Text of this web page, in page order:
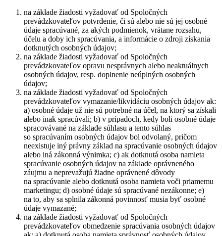
na základe žiadosti vyžadovať od Spoločných
prevádzkovateľov potvrdenie, či sú alebo nie sú jej osobné
údaje spracúvané, za akých podmienok, vrátane rozsahu,
účelu a doby ich spracúvania, a informácie o zdroji získania
dotknutých osobných údajov;
na základe žiadosti vyžadovať od Spoločných
prevádzkovateľov opravu nesprávnych alebo neaktuálnych
osobných údajov, resp. doplnenie neúplných osobných
údajov;
na základe žiadosti vyžadovať od Spoločných
prevádzkovateľov vymazanie/likvidáciu osobných údajov ak:
a) osobné údaje už nie sú potrebné na účel, na ktorý sa získali
alebo inak spracúvali; b) v prípadoch, kedy boli osobné údaje
spracovávané na základe súhlasu a tento súhlas
so spracúvaním osobných údajov bol odvolaný, pričom
neexistuje iný právny základ na spracúvanie osobných údajov
alebo iná zákonná výnimka; c) ak dotknutá osoba namieta
spracúvanie osobných údajov na základe oprávneného
záujmu a neprevažujú žiadne oprávnené dôvody
na spracúvanie alebo dotknutá osoba namieta voči priamemu
marketingu; d) osobné údaje sú spracúvané nezákonne; e)
na to, aby sa splnila zákonná povinnosť musia byť osobné
údaje vymazané;
na základe žiadosti vyžadovať od Spoločných
prevádzkovateľov obmedzenie spracúvania osobných údajov